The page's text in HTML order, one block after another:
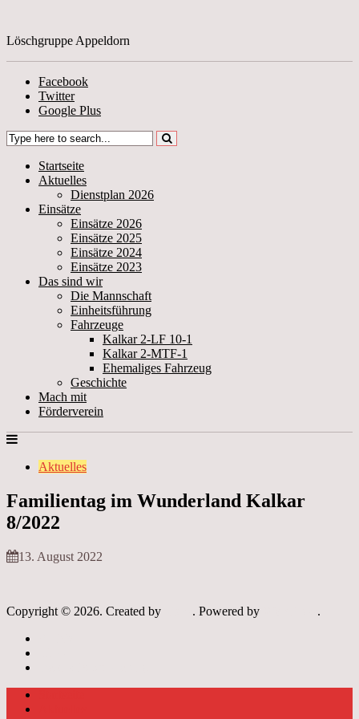
Löschgruppe Appeldorn
Facebook
Twitter
Google Plus
Startseite
Aktuelles
Dienstplan 2026
Einsätze
Einsätze 2026
Einsätze 2025
Einsätze 2024
Einsätze 2023
Das sind wir
Die Mannschaft
Einheitsführung
Fahrzeuge
Kalkar 2-LF 10-1
Kalkar 2-MTF-1
Ehemaliges Fahrzeug
Geschichte
Mach mit
Förderverein
Aktuelles
Familientag im Wunderland Kalkar
8/2022
13. August 2022
Copyright © 2026. Created by . Powered by
.